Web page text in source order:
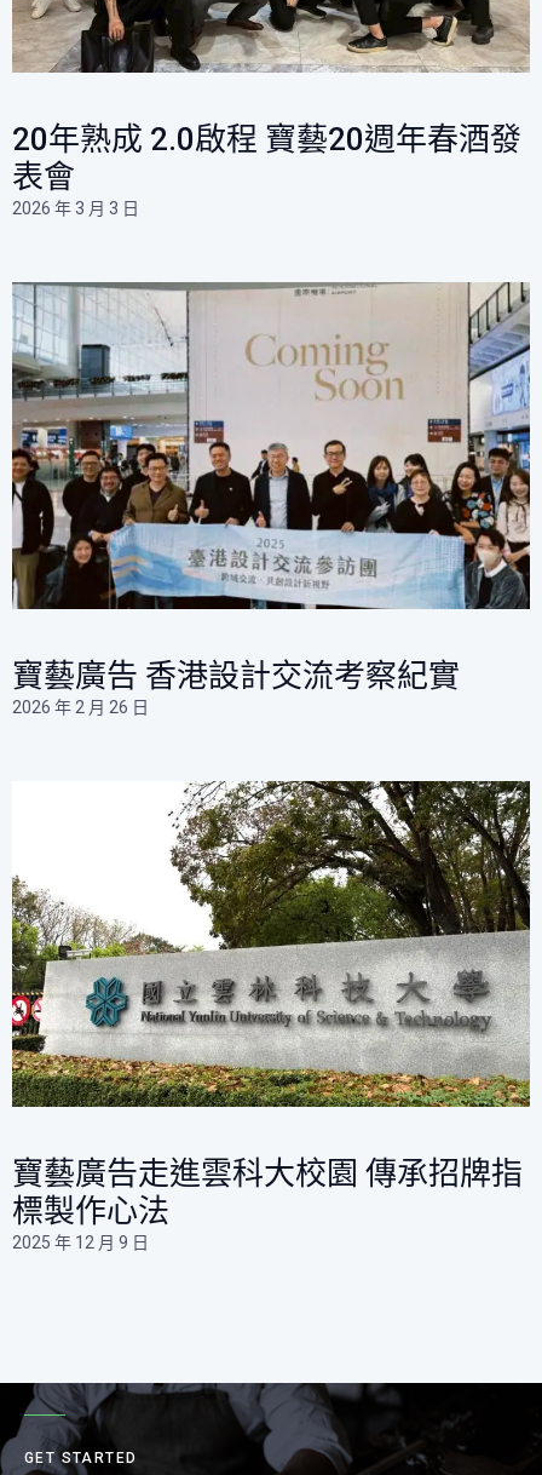
20年熟成 2.0啟程 寶藝20週年春酒發
表會 ​
2026 年 3 月 3 日
寶藝廣告 香港設計交流考察紀實
2026 年 2 月 26 日
寶藝廣告走進雲科大校園 傳承招牌指
標製作心法​
2025 年 12 月 9 日
GET STARTED